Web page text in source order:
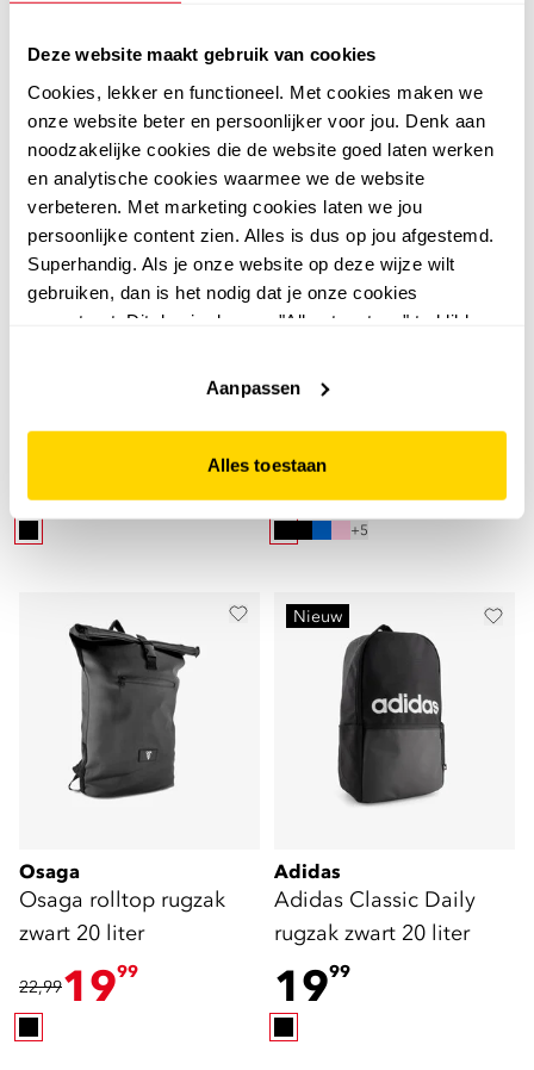
Deze website maakt gebruik van cookies
Cookies, lekker en functioneel. Met cookies maken we
onze website beter en persoonlijker voor jou. Denk aan
noodzakelijke cookies die de website goed laten werken
en analytische cookies waarmee we de website
verbeteren. Met marketing cookies laten we jou
persoonlijke content zien. Alles is dus op jou afgestemd.
Superhandig. Als je onze website op deze wijze wilt
gebruiken, dan is het nodig dat je onze cookies
accepteert. Dit doe je door op "Alles toestaan" te klikken.
website niet optimaal functioneert.
Aanpassen
Alles toestaan
Nike Heritage gymtas
13 liter
17
Osaga rolltop rugzak
waterdicht zwart 8,5 liter
24
+5
Osaga
Osaga rolltop rugzak
zwart 20 liter
22,991999
Nieuw
Adidas
Adidas Classic Daily
rugzak zwart 20 liter
1999